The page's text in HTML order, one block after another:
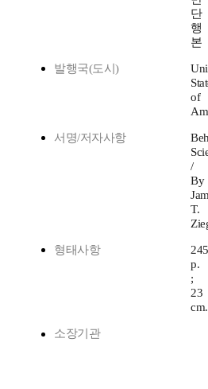
단
행
본
발행국(도시)
of
서명/저자사항
/
By
T.
형태사항
245
p.
;
23
cm.
소장기관